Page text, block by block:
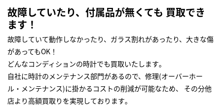
故障していたり、付属品が無くても 買取でき
ます！
故障していて動作しなかったり、ガラス割れがあったり、大きな傷
があってもOK！
どんなコンディションの時計でも買取いたします｡
自社に時計のメンテナンス部門があるので、修理(オーバーホー
ル・メンテナンス)に掛かるコストの削減が可能なため、 その分他
店より高額買取りを実現しております｡